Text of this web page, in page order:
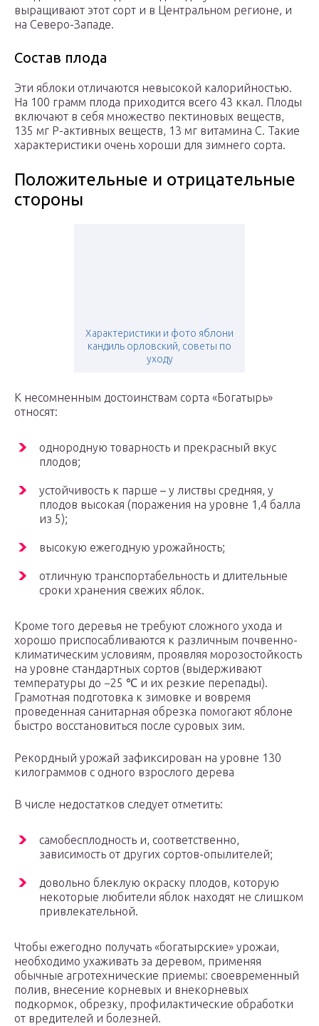
выращивают этот сорт и в Центральном регионе, и
на Северо-Западе.
Состав плода
Эти яблоки отличаются невысокой калорийностью.
На 100 грамм плода приходится всего 43 ккал. Плоды
включают в себя множество пектиновых веществ,
135 мг Р-активных веществ, 13 мг витамина С. Такие
характеристики очень хороши для зимнего сорта.
Положительные и отрицательные
стороны
Характеристики и фото яблони
кандиль орловский, советы по
уходу
К несомненным достоинствам сорта «Богатырь»
относят:
однородную товарность и прекрасный вкус
плодов;
устойчивость к парше – у листвы средняя, у
плодов высокая (поражения на уровне 1,4 балла
из 5);
высокую ежегодную урожайность;
отличную транспортабельность и длительные
сроки хранения свежих яблок.
Кроме того деревья не требуют сложного ухода и
хорошо приспосабливаются к различным почвенно-
климатическим условиям, проявляя морозостойкость
на уровне стандартных сортов (выдерживают
температуры до −25 ℃ и их резкие перепады).
Грамотная подготовка к зимовке и вовремя
проведенная санитарная обрезка помогают яблоне
быстро восстановиться после суровых зим.
Рекордный урожай зафиксирован на уровне 130
килограммов с одного взрослого дерева
В числе недостатков следует отметить:
самобесплодность и, соответственно,
зависимость от других сортов-опылителей;
довольно блеклую окраску плодов, которую
некоторые любители яблок находят не слишком
привлекательной.
Чтобы ежегодно получать «богатырские» урожаи,
необходимо ухаживать за деревом, применяя
обычные агротехнические приемы: своевременный
полив, внесение корневых и внекорневых
подкормок, обрезку, профилактические обработки
от вредителей и болезней.